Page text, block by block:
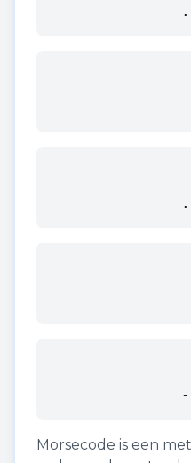
Morsecode is een